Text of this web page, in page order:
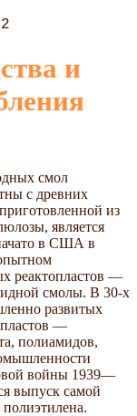
смол
с древних
из
является
в США в
реактопластов —
смолы. В 30-х
развитых
—
полиамидов,
войны 1939—
выпуск самой